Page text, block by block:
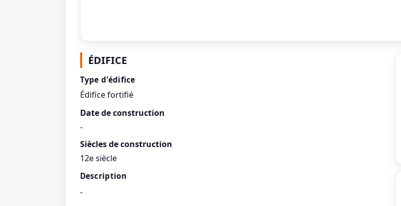
ÉDIFICE
Type d'édifice
Édifice fortifié
Date de construction
-
Siècles de construction
12e siècle
Description
-